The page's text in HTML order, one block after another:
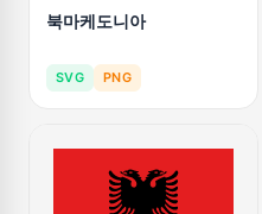
북마케도니아
SVG PNG